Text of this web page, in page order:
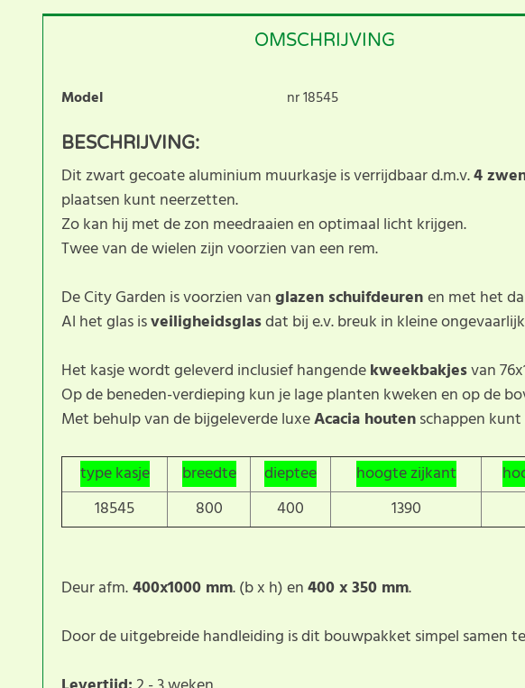
OMSCHRIJVING
Model nr 18545
BESCHRIJVING:
Dit zwart gecoate aluminium muurkasje is verrijdbaar d.m.v.4
plaatsen kunt neerzetten.
Zo kan hij met de zon meedraaien en optimaal licht krijgen.
Twee van de wielen zijn voorzien van een rem.
De City Garden is voorzien vanglazen schuifdeurenen met het
Al het glas isveiligheidsglasdat bij e.v. breuk in kleine
Het kasje wordt geleverd inclusief hangendekweekbakjesvan
Op de beneden-verdieping kun je lage planten kweken en op de
Met behulp van de bijgeleverde luxeAcacia houtenschappen
type kasje breedte dieptee hoogte zijkant
18545
800 400 1390
Deur afm.400x1000 mm. (b x h) en400 x 350 mm.
Door de uitgebreide handleiding is dit bouwpakket simpel samen